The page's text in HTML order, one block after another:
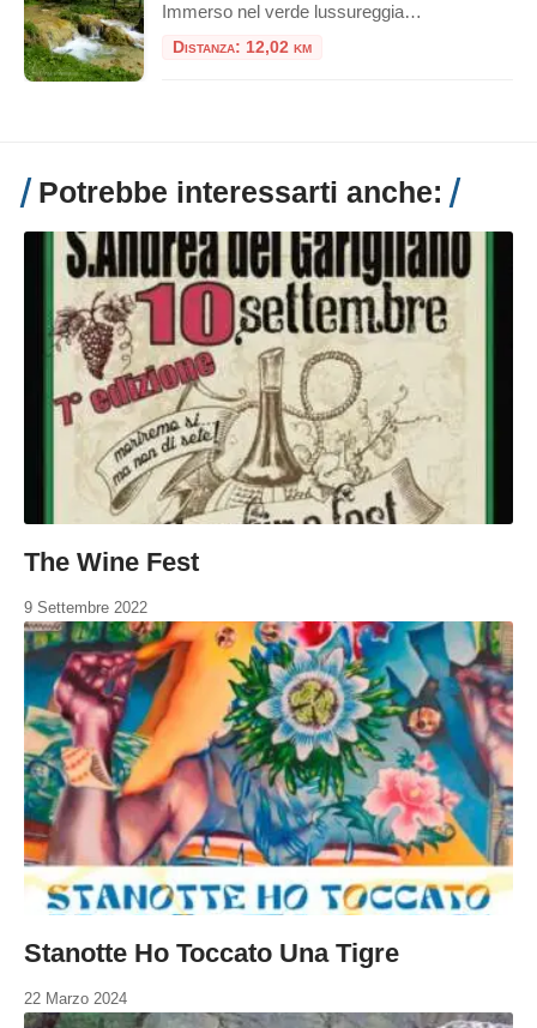
Immerso nel verde lussureggiante del Parco Naturale Regionale dei Monti Lucretili, a circa 40 chilometri da Roma, sorge un luogo dove il tempo sembra essersi fermato e dove la natura non si limita a essere guardata, ma chiede di essere vissuta con ogni fibra del proprio essere. È il Giardino dei Cinque Sensi di Licenza, […]
Distanza: 12,02 km
Potrebbe interessarti anche:
The Wine Fest
9 Settembre 2022
Stanotte Ho Toccato Una Tigre
22 Marzo 2024